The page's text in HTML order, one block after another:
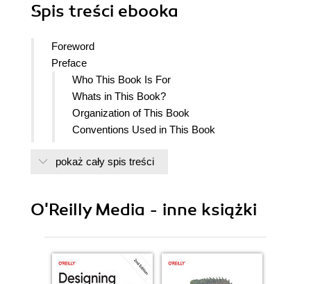
Spis treści ebooka
Foreword
Preface
Who This Book Is For
Whats in This Book?
Organization of This Book
Conventions Used in This Book
OReilly Online Learning
1. Project Setup
1.3. Keeping Types on the Side
1.4. Migrating a Project to TypeScript
pokaż cały spis treści
O'Reilly Media - inne książki